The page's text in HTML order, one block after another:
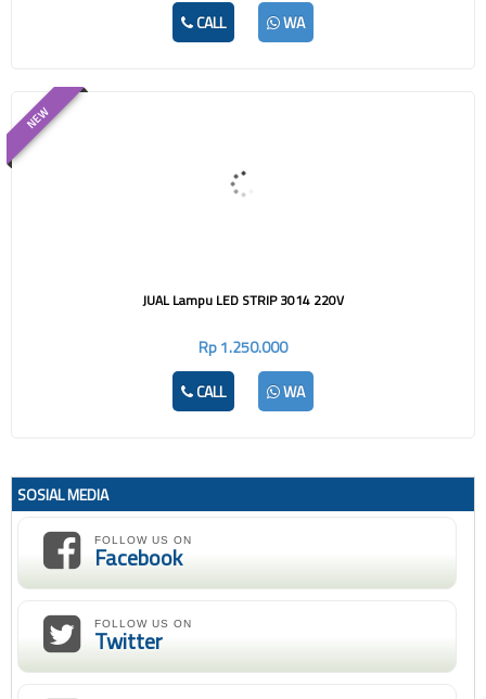
CALL
WA
NEW
JUAL Lampu LED STRIP 3014 220V
Rp 1.250.000
CALL
WA
SOSIAL MEDIA
FOLLOW US ON
Facebook
FOLLOW US ON
Twitter